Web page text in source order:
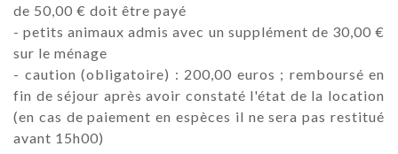
de 50,00 € doit être payé
- petits animaux admis avec un supplément de 30,00 €
sur le ménage
- caution (obligatoire) : 200,00 euros ; remboursé en
fin de séjour après avoir constaté l'état de la location
(en cas de paiement en espèces il ne sera pas restitué
avant 15h00)